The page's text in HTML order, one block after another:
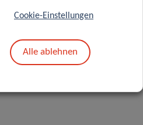
Cookie-Einstellungen
Alle ablehnen